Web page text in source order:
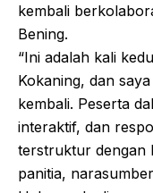
kembali
Bening.
“Ini adalah kali
Kokaning, dan
kembali. Peserta
interaktif, dan
terstruktur dengan
panitia,